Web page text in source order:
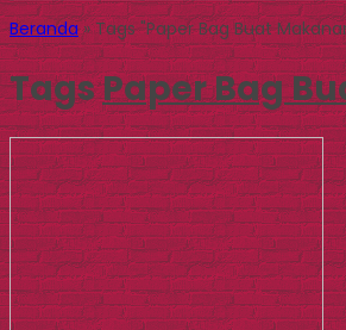
Beranda»Tags "Paper Bag Buat
TagsPaper Bag